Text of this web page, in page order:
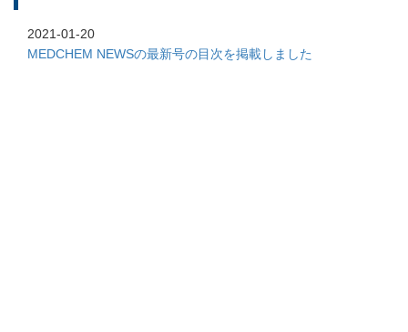
2021-01-20
MEDCHEM NEWSの最新号の目次を掲載しました